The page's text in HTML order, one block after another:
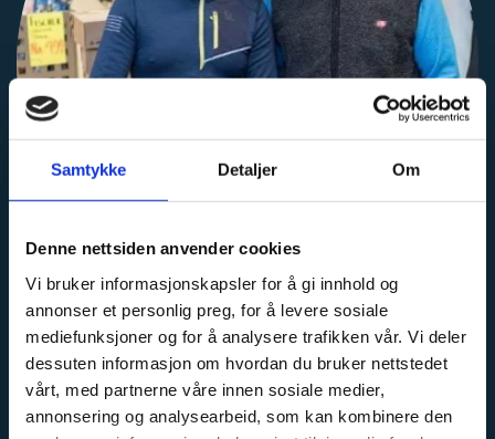
Samtykke Detaljer Om
Denne nettsiden anvender cookies
Vi bruker informasjonskapsler for å gi innhold og
annonser et personlig preg, for å levere sosiale
mediefunksjoner og for å analysere trafikken vår. Vi deler
dessuten informasjon om hvordan du bruker nettstedet
vårt, med partnerne våre innen sosiale medier,
annonsering og analysearbeid, som kan kombinere den
OM OSS